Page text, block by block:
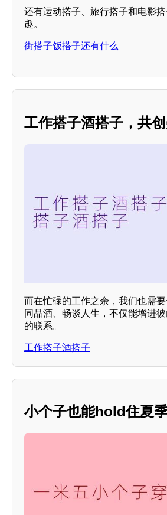
还有运动搭子、旅行搭子和电影
趣。
街搭子饭搭子还有什么
工作搭子酒搭子，共
而在忙碌的工作之余，我们也需
同品酒、畅谈人生，不仅能增进
的联系。
工作搭子酒搭子
小个子也能hold住夏季